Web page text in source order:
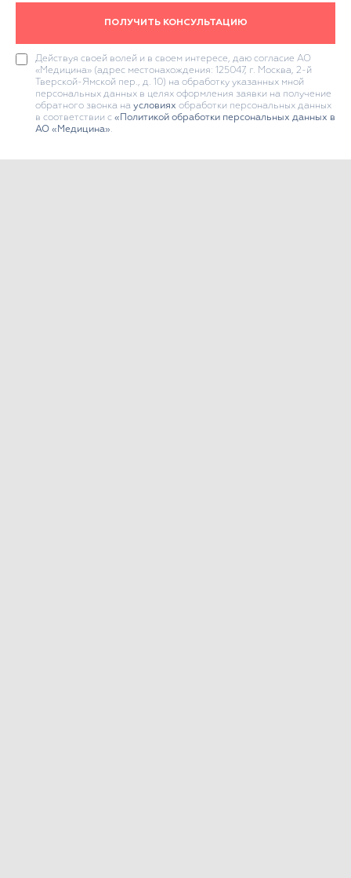
ПОЛУЧИТЬ КОНСУЛЬТАЦИЮ
Действуя своей волей и в своем интересе, даю согласие АО
«Медицина» (адрес местонахождения: 125047, г. Москва, 2-й
Тверской-Ямской пер., д. 10) на обработку указанных мной
персональных данных в целях оформления заявки на получение
обратного звонка на условиях обработки персональных данных
в соответствии с «Политикой обработки персональных данных в
АО «Медицина».